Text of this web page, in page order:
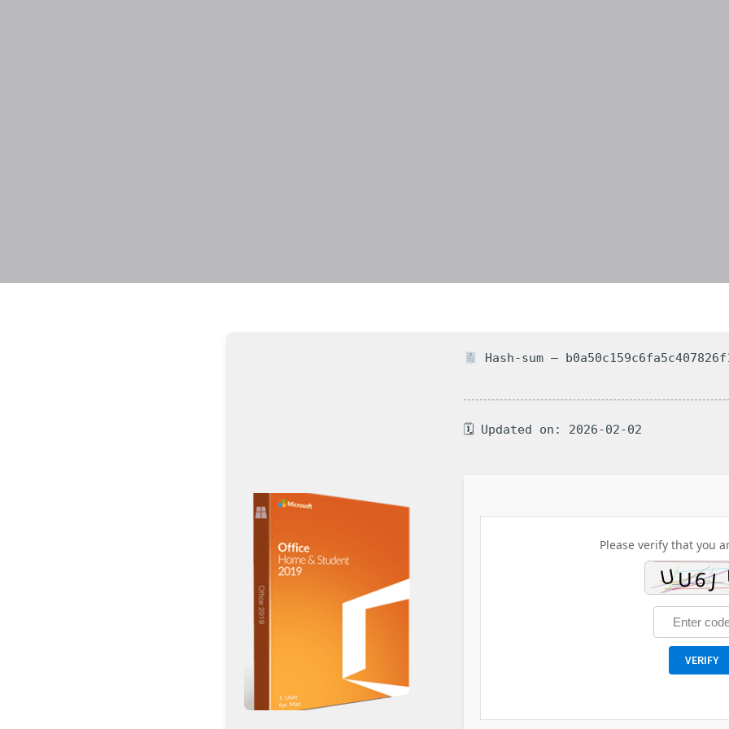
Hash-sum —
🗓 Updated on: 2026-02-02
Please verify that you
VERIFY